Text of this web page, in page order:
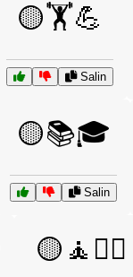
🟡🏋️💪
Salin
🟡📚🎓
Salin
🟡🧘🧘‍♂️